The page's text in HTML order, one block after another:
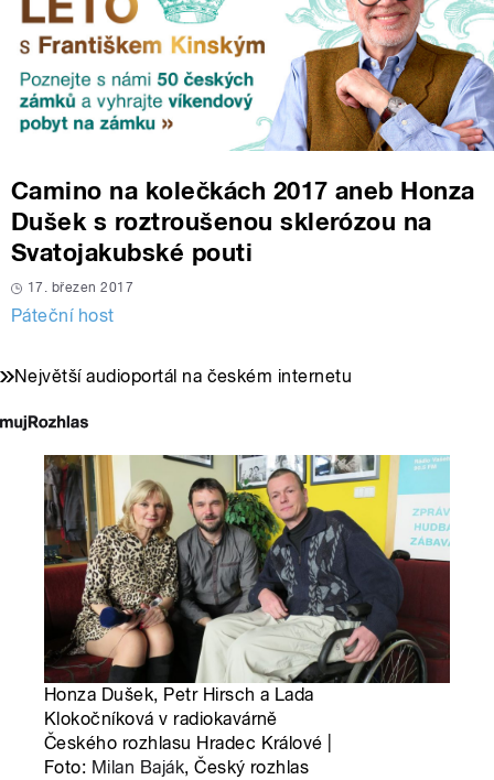
Camino na kolečkách 2017 aneb Honza
Dušek s roztroušenou sklerózou na
Svatojakubské pouti
17. březen 2017
Páteční host
Největší audioportál na českém internetu
Honza Dušek, Petr Hirsch a Lada
Klokočníková v radiokavárně
Českého rozhlasu Hradec Králové |
Foto: Milan Baják, Český rozhlas